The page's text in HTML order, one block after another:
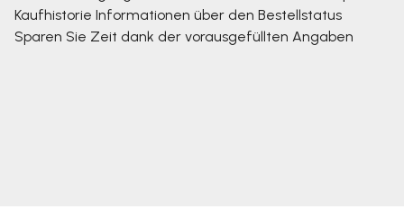
Kaufhistorie Informationen über den Bestellstatus
Sparen Sie Zeit dank der vorausgefüllten Angaben